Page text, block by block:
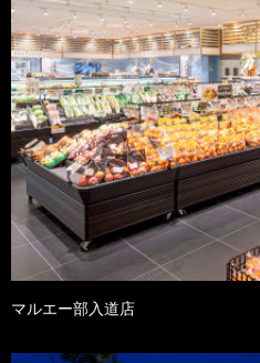
マルエー部入道店